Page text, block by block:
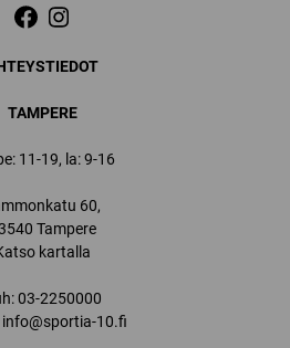
TAMPERE
11-19, la: 9-16
60,
Tampere
kartalla
03-2250000
info@sportia-10.fi